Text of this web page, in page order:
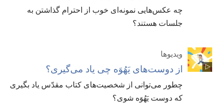
چه عکس‌هایی نمونه‌ای خوب از احترام گذاشتن به
جلسات هستند؟‏
ویدیوها
از دوست‌های یَهُوَه چی یاد می‌گیری؟‏
چطور می‌توانی از شخصیت‌های کتاب مقدّس یاد بگیری
که دوست یَهُوَه شوی؟‏